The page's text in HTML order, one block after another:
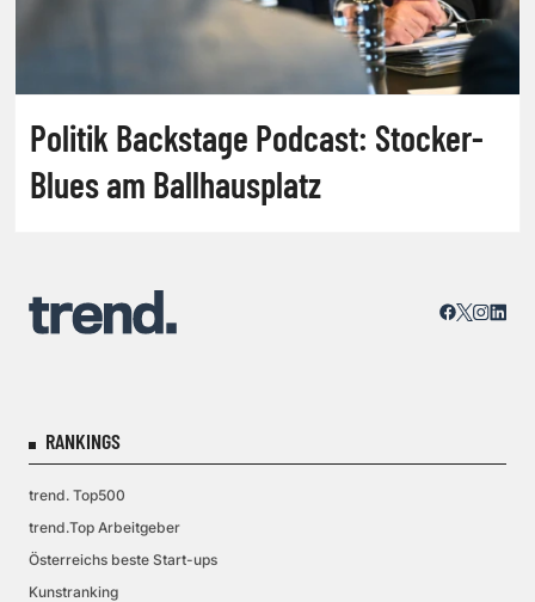
Politik Backstage Podcast: Stocker-
Blues am Ballhausplatz
RANKINGS
trend. Top500
trend.Top Arbeitgeber
Österreichs beste Start-ups
Kunstranking